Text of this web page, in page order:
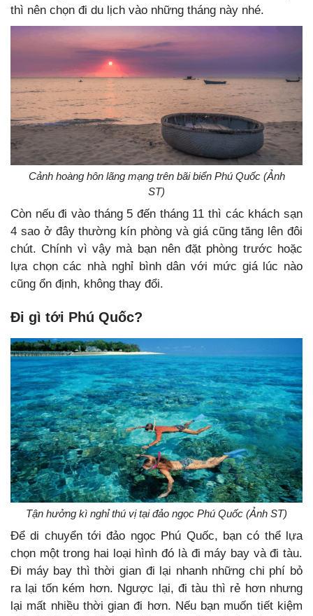
thì nên chọn đi du lịch vào những tháng này nhé.
Cảnh hoàng hôn lãng mạng trên bãi biển Phú Quốc (Ảnh
ST)
Còn nếu đi vào tháng 5 đến tháng 11 thì các khách sạn
4 sao ở đây thường kín phòng và giá cũng tăng lên đôi
chút. Chính vì vậy mà bạn nên đặt phòng trước hoặc
lựa chọn các nhà nghỉ bình dân với mức giá lúc nào
cũng ổn định, không thay đổi.
Đi gì tới Phú Quốc?
Tận hưởng kì nghỉ thú vị tại đảo ngọc Phú Quốc (Ảnh ST)
Để di chuyển tới đảo ngọc Phú Quốc, bạn có thể lựa
chọn một trong hai loại hình đó là đi máy bay và đi tàu.
Đi máy bay thì thời gian đi lại nhanh những chi phí bỏ
ra lại tốn kém hơn. Ngược lại, đi tàu thì rẻ hơn nhưng
lại mất nhiều thời gian đi hơn. Nếu bạn muốn tiết kiệm